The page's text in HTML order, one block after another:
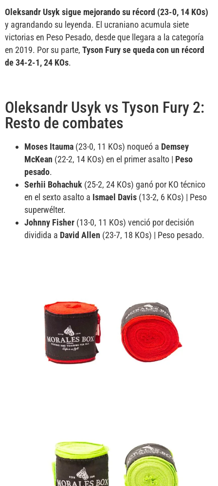
Oleksandr Usyk sigue mejorando su récord (23-0, 14 KOs)
y agrandando su leyenda. El ucraniano acumula siete
victorias en Peso Pesado, desde que llegara a la categoría
en 2019. Por su parte, Tyson Fury se queda con un récord
de 34-2-1, 24 KOs.
Oleksandr Usyk vs Tyson Fury 2:
Resto de combates
Moses Itauma (23-0, 11 KOs) noqueó a Demsey
McKean (22-2, 14 KOs) en el primer asalto | Peso
pesado.
Serhii Bohachuk (25-2, 24 KOs) ganó por KO técnico
en el sexto asalto a Ismael Davis (13-2, 6 KOs) | Peso
superwélter.
Johnny Fisher (13-0, 11 KOs) venció por decisión
dividida a David Allen (23-7, 18 KOs) | Peso pesado.